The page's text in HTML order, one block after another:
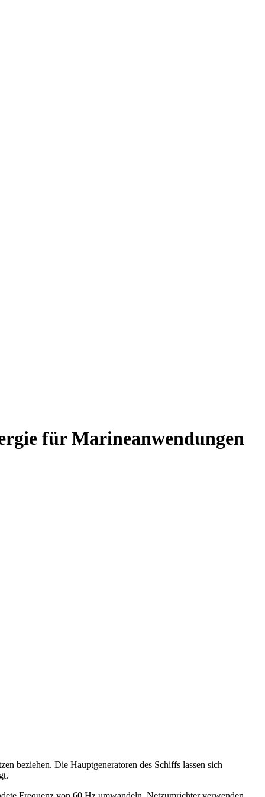
für Marineanwendungen
beziehen. Die Hauptgeneratoren des Schiffs lassen sich